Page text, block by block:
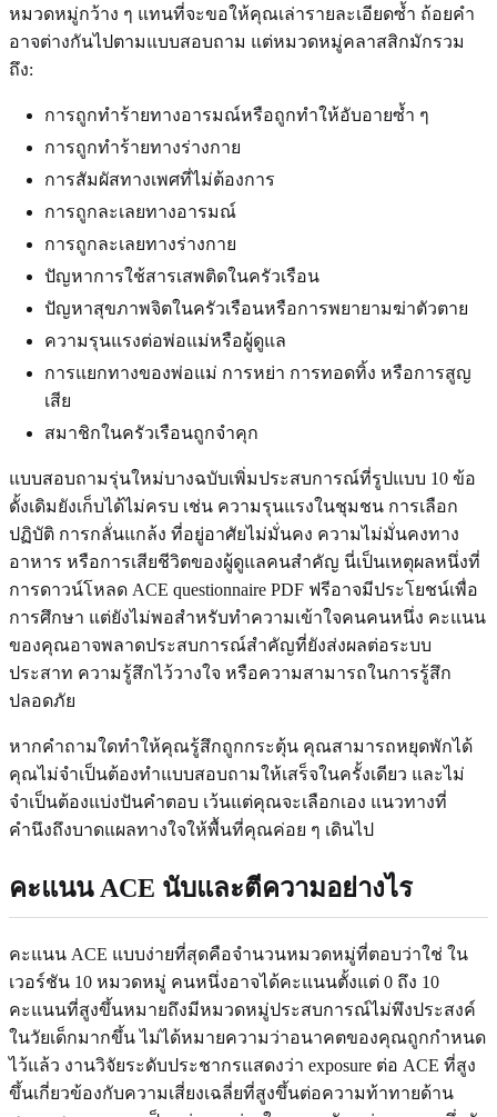
หมวดหมู่กว้าง ๆ แทนที่จะขอให้คุณเล่ารายละเอียดซ้ำ ถ้อยคำ
อาจต่างกันไปตามแบบสอบถาม แต่หมวดหมู่คลาสสิกมักรวม
ถึง:
การถูกทำร้ายทางอารมณ์หรือถูกทำให้อับอายซ้ำ ๆ
การถูกทำร้ายทางร่างกาย
การสัมผัสทางเพศที่ไม่ต้องการ
การถูกละเลยทางอารมณ์
การถูกละเลยทางร่างกาย
ปัญหาการใช้สารเสพติดในครัวเรือน
ปัญหาสุขภาพจิตในครัวเรือนหรือการพยายามฆ่าตัวตาย
ความรุนแรงต่อพ่อแม่หรือผู้ดูแล
การแยกทางของพ่อแม่ การหย่า การทอดทิ้ง หรือการสูญ
เสีย
สมาชิกในครัวเรือนถูกจำคุก
แบบสอบถามรุ่นใหม่บางฉบับเพิ่มประสบการณ์ที่รูปแบบ 10 ข้อ
ดั้งเดิมยังเก็บได้ไม่ครบ เช่น ความรุนแรงในชุมชน การเลือก
ปฏิบัติ การกลั่นแกล้ง ที่อยู่อาศัยไม่มั่นคง ความไม่มั่นคงทาง
อาหาร หรือการเสียชีวิตของผู้ดูแลคนสำคัญ นี่เป็นเหตุผลหนึ่งที่
การดาวน์โหลด ACE questionnaire PDF ฟรีอาจมีประโยชน์เพื่อ
การศึกษา แต่ยังไม่พอสำหรับทำความเข้าใจคนคนหนึ่ง คะแนน
ของคุณอาจพลาดประสบการณ์สำคัญที่ยังส่งผลต่อระบบ
ประสาท ความรู้สึกไว้วางใจ หรือความสามารถในการรู้สึก
ปลอดภัย
หากคำถามใดทำให้คุณรู้สึกถูกกระตุ้น คุณสามารถหยุดพักได้
คุณไม่จำเป็นต้องทำแบบสอบถามให้เสร็จในครั้งเดียว และไม่
จำเป็นต้องแบ่งปันคำตอบ เว้นแต่คุณจะเลือกเอง แนวทางที่
คำนึงถึงบาดแผลทางใจให้พื้นที่คุณค่อย ๆ เดินไป
คะแนน ACE นับและตีความอย่างไร
คะแนน ACE แบบง่ายที่สุดคือจำนวนหมวดหมู่ที่ตอบว่าใช่ ใน
เวอร์ชัน 10 หมวดหมู่ คนหนึ่งอาจได้คะแนนตั้งแต่ 0 ถึง 10
คะแนนที่สูงขึ้นหมายถึงมีหมวดหมู่ประสบการณ์ไม่พึงประสงค์
ในวัยเด็กมากขึ้น ไม่ได้หมายความว่าอนาคตของคุณถูกกำหนด
ไว้แล้ว งานวิจัยระดับประชากรแสดงว่า exposure ต่อ ACE ที่สูง
ขึ้นเกี่ยวข้องกับความเสี่ยงเฉลี่ยที่สูงขึ้นต่อความท้าทายด้าน